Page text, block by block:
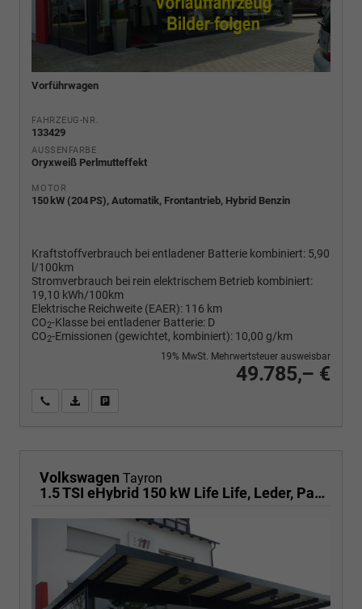
Vorführwagen
FAHRZEUG-NR.
133429
AUSSENFARBE
Oryxweiß Perlmutteffekt
MOTOR
150 kW (204 PS), Automatik, Frontantrieb, Hybrid Benzin
Kraftstoffverbrauch bei entladener Batterie kombiniert: 5,90
l/100km
Stromverbrauch bei rein elektrischem Betrieb kombiniert:
19,10 kWh/100km
Elektrische Reichweite (EAER): 116 km
CO2-Klasse bei entladener Batterie: D
CO2-Emissionen (gewichtet, kombiniert): 10,00 g/km
49.785,– €
19% MwSt. Mehrwertsteuer ausweisbar
Wir rufen Sie anPDF-Fahrzeugexposé drucken
Volkswagen Tayron
1.5 TSI eHybrid 150 kW Life Life, Leder, Pano, HuD, AHK, AreaView, Side, Navi, Winter, 5-J. Garantie